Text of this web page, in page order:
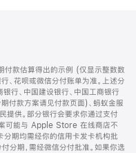
付款估算得出的示例 (仅显示整数数
、花呗或微信分付账单为准。上述分
行、中国建设银行、中国工商银行
付款方案请见付款页面)、蚂蚁金服
提供。部分银行会要求你通过支付
可能与 Apple Store 在线商店不
分期均需经你的信用卡发卡机构批
分期，需经微信分付批准。如果你选